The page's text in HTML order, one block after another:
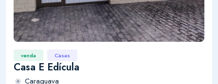
venda Casas
Casa E Edícula
Caraguava